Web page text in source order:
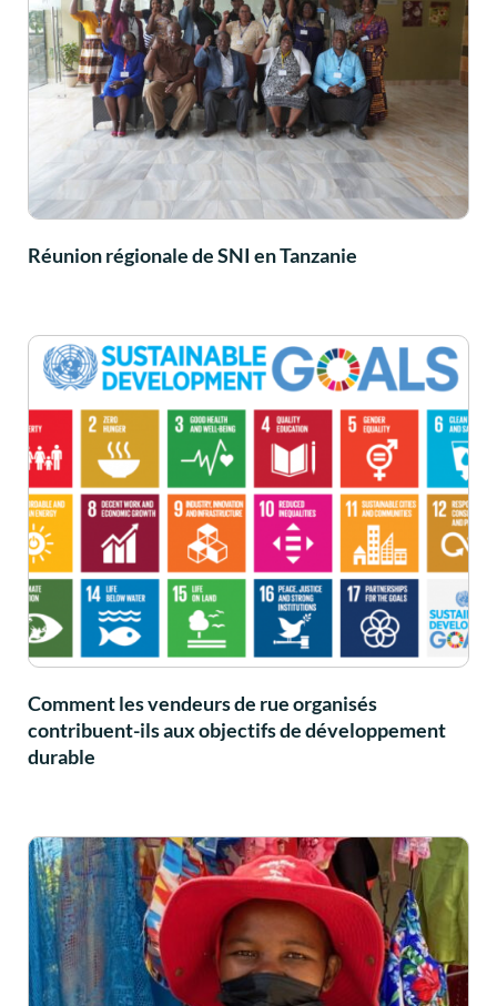
Réunion régionale de SNI en Tanzanie
Comment les vendeurs de rue organisés
contribuent-ils aux objectifs de développement
durable